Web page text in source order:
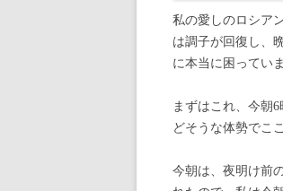
私の愛しのロシア
は調子が回復し、
に本当に困ってい
まずはこれ、今朝
どそうな体勢でこ
今朝は、夜明け前